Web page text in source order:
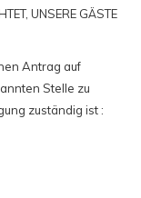
UNSERE GÄSTE
Antrag auf
Stelle zu
zuständig ist :